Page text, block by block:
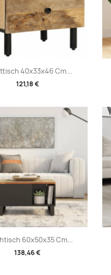
40x33x46 Cm...
121,18 €
Vorschau
60x50x35 Cm...
138,46 €
Vorschau